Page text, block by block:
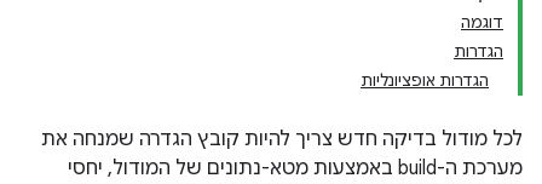
דוגמה
הגדרות
הגדרות אופציונליות
לכל מודול בדיקה חדש צריך להיות קובץ הגדרה שמנחה את
מערכת ה-build באמצעות מטא-נתונים של המודול, יחסי